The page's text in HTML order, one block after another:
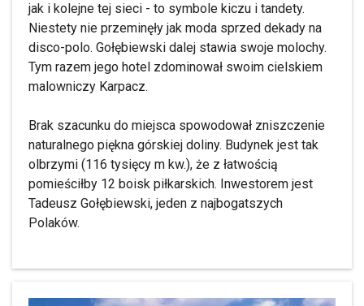
jak i kolejne tej sieci - to symbole kiczu i tandety.
Niestety nie przeminęły jak moda sprzed dekady na
disco-polo. Gołębiewski dalej stawia swoje molochy.
Tym razem jego hotel zdominował swoim cielskiem
malowniczy Karpacz.
Brak szacunku do miejsca spowodował zniszczenie
naturalnego piękna górskiej doliny. Budynek jest tak
olbrzymi (116 tysięcy m kw.), że z łatwością
pomieściłby 12 boisk piłkarskich. Inwestorem jest
Tadeusz Gołębiewski, jeden z najbogatszych
Polaków.